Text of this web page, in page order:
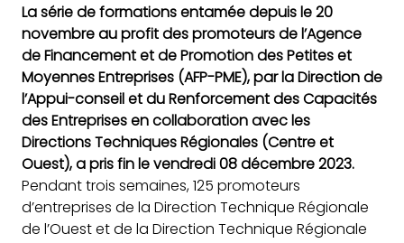
La série de formations entamée depuis le 20
novembre au profit des promoteurs de l’Agence
de Financement et de Promotion des Petites et
Moyennes Entreprises (AFP-PME), par la Direction de
l’Appui-conseil et du Renforcement des Capacités
des Entreprises en collaboration avec les
Directions Techniques Régionales (Centre et
Ouest), a pris fin le vendredi 08 décembre 2023.
Pendant trois semaines, 125 promoteurs
d’entreprises de la Direction Technique Régionale
de l’Ouest et de la Direction Technique Régionale